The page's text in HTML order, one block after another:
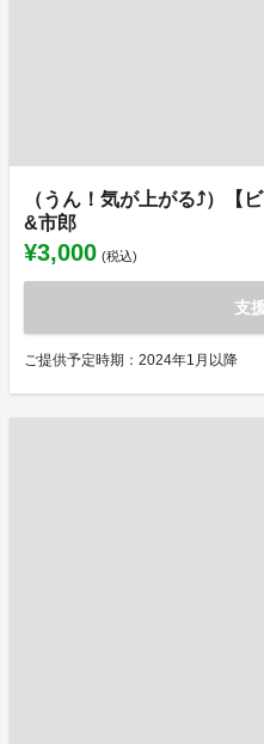
（うん！気が上がる⤴）【
&市郎
¥3,000 (税込)
支
ご提供予定時期：2024年1月以降